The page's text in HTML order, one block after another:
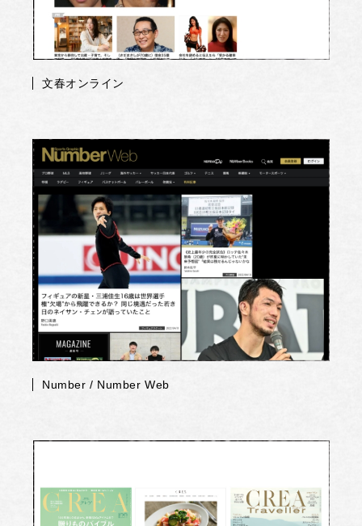
文春オンライン
Number / Number Web